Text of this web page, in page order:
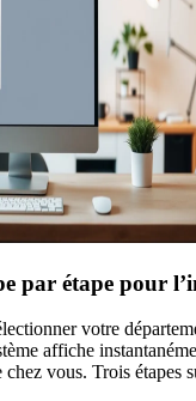
par étape pour
votre
affiche
chez vous. Trois étapes